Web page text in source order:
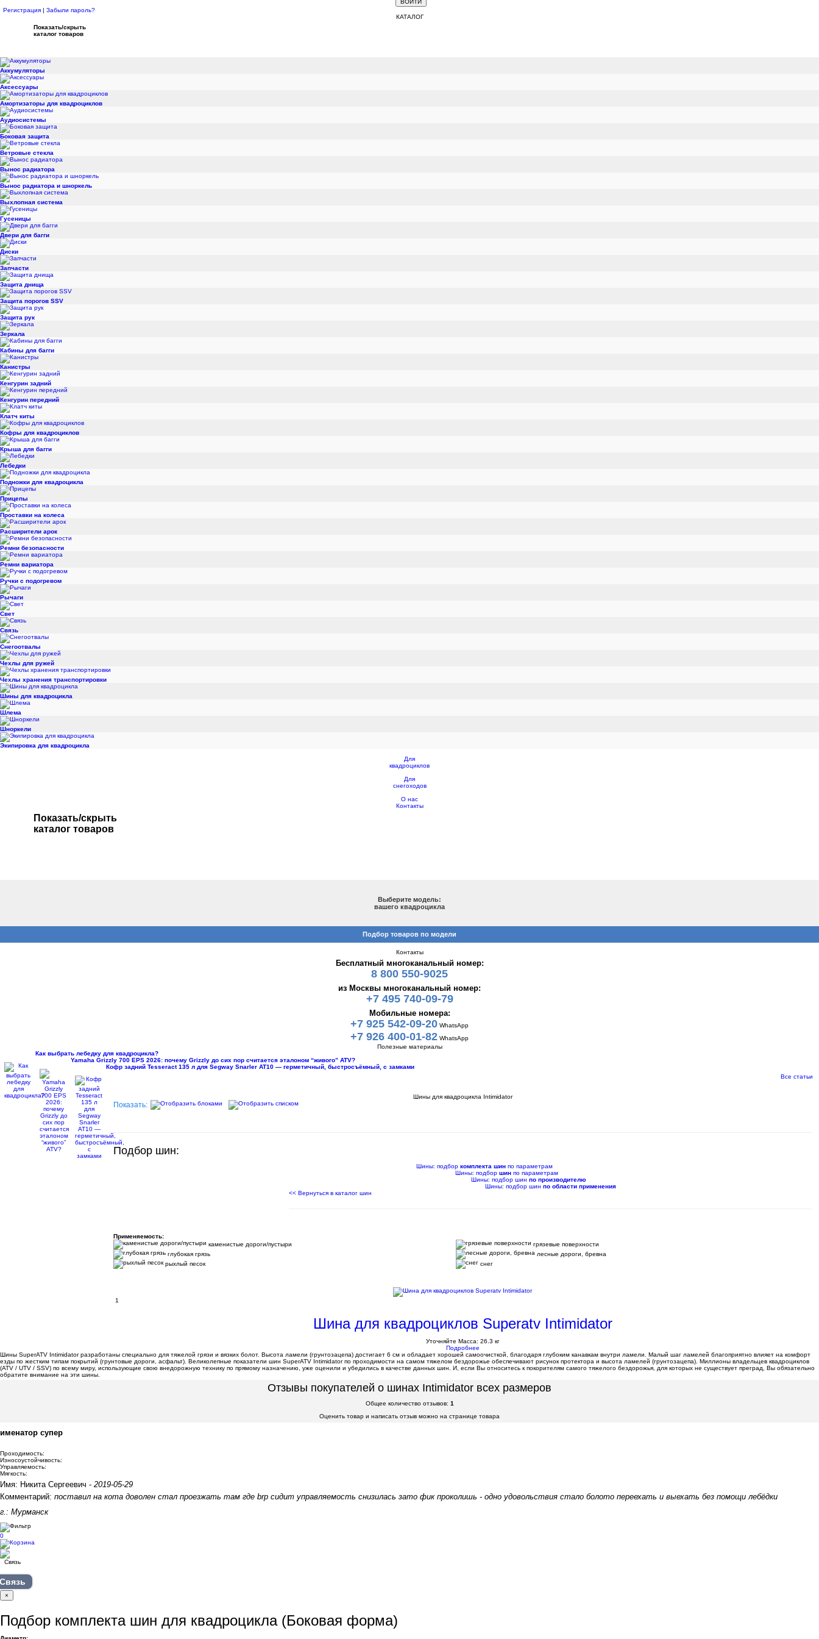
Регистрация
Забыли пароль?
КАТАЛОГ
Показать/скрыть
каталог товаров
Аккумуляторы
Аксессуары
Амортизаторы для квадроциклов
Аудиосистемы
Боковая защита
Ветровые стекла
Вынос радиатора
Вынос радиатора и шноркель
Выхлопная система
Гусеницы
Двери для багги
Диски
Запчасти
Защита днища
Защита порогов SSV
Защита рук
Зеркала
Кабины для багги
Канистры
Кенгурин задний
Кенгурин передний
Клатч киты
Кофры для квадроциклов
Крыша для багги
Лебедки
Подножки для квадроцикла
Прицепы
Проставки на колеса
Расширители арок
Ремни безопасности
Ремни вариатора
Ручки с подогревом
Рычаги
Свет
Связь
Снегоотвалы
Чехлы для ружей
Чехлы хранения транспортировки
Шины для квадроцикла
Шлема
Шноркели
Экипировка для квадроцикла
Для
квадроциклов
Для
снегоходов
О нас
Контакты
Показать/скрыть
каталог товаров
Выберите модель:
вашего квадроцикла
Подбор товаров по модели
Контакты
Бесплатный многоканальный номер:
8 800 550-9025
из Москвы многоканальный номер:
+7 495 740-09-79
Мобильные номера:
+7 925 542-09-20 WhatsApp
+7 926 400-01-82 WhatsApp
Полезные материалы
Как выбрать лебедку для квадроцикла?
Yamaha Grizzly 700 EPS 2026: почему Grizzly до сих пор считается эталоном “живого” ATV?
Кофр задний Tesseract 135 л для Segway Snarler AT10 — герметичный, быстросъёмный, с замками
Все статьи
Шины для квадроцикла Intimidator
Показать:
Подбор шин:
Шины: подбор комплекта шин по параметрам
Шины: подбор шинпо параметрам
Шины: подбор шин по производителю
Шины: подбор шин по области применения
<< Вернуться в каталог шин
Применяемость:
каменистые дороги/пустыри
грязевые поверхности
глубокая грязь
лесные дороги, бревна
рыхлый песок
снег
1
Шина для квадроциклов Superatv Intimidator
Уточняйте Масса: 26.3 кг
Подробнее
Шины SuperATV Intimidator разработаны специально для тяжелой грязи и вязких болот. Высота ламели (грунтозацепа) достигает 6 см и обладает хорошей самоочисткой, благодаря глубоким канавкам внутри ламели. Малый шаг ламелей благоприятно влияет на комфорт
езды по жестким типам покрытий (грунтовые дороги, асфальт). Великолепные показатели шин SuperATV Intimidator по проходимости на самом тяжелом бездорожье обеспечивают рисунок протектора и высота ламелей (грунтозацепа). Миллионы владельцев квадроциклов
(ATV / UTV / SSV) по всему миру, использующие свою внедорожную технику по прямому назначению, уже оценили и убедились в качестве данных шин. И, если Вы относитесь к покорителям самого тяжелого бездорожья, для которых не существует преград, Вы обязательно
обратите внимание на эти шины.
Отзывы покупателей о шинах Intimidator всех размеров
Общее количество отзывов: 1
Оценить товар и написать отзыв можно на странице товара
именатор супер
Проходимость:
Износоустойчивость:
Управляемость:
Мягкость:
Имя: Никита Сергеевич - 2019-05-29
Комментарий: поставил на кота доволен стал проезжать там где brp сидит управляемость снизилась зато фик проколишь - одно удовольствия стало болото переехать и выехать без помощи лебёдки
г.: Мурманск
0
×
Подбор комплекта шин для квадроцикла (Боковая форма)